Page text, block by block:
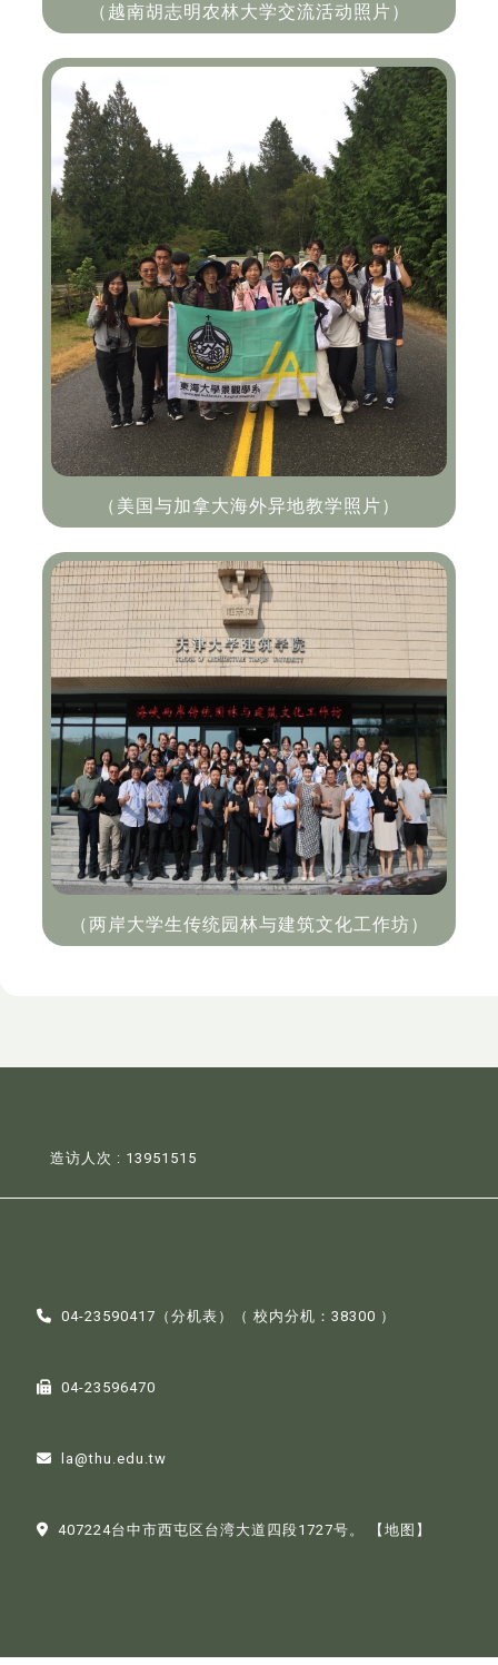
（越南胡志明农林大学交流活动照片）
（美国与加拿大海外异地教学照片）
（两岸大学生传统园林与建筑文化工作坊）
造访人次 : 13951515
04-23590417（分机表 ）（ 校内分机：38300 ）
04-23596470
la@thu.edu.tw
407224台中市西屯区台湾大道四段1727号。 【地图】